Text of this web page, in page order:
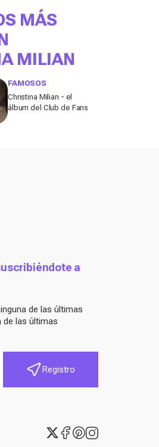
MÁS
MILIAN
FAMOSOS
Christina Milian - el
álbum del Club de Fans
a
de las últimas
de las últimas
Registro